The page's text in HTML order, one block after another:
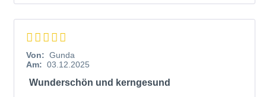
Von: Gunda
Am: 03.12.2025
Wunderschön und kerngesund